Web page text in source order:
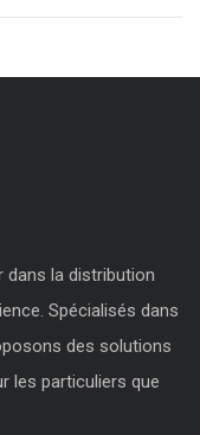
dans la distribution
Spécialisés dans
des solutions
les particuliers que